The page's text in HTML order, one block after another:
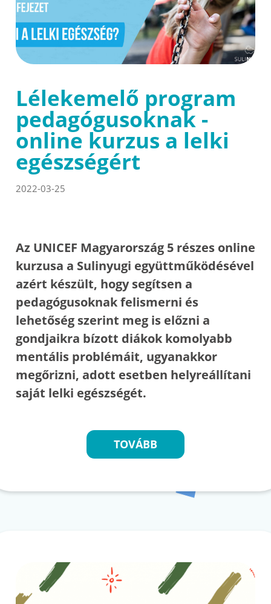
Lélekemelő program
pedagógusoknak -
online kurzus a lelki
egészségért
2022-03-25
Az UNICEF Magyarország 5 részes online
kurzusa a Sulinyugi együttműködésével
azért készült, hogy segítsen a
pedagógusoknak felismerni és
lehetőség szerint meg is előzni a
gondjaikra bízott diákok komolyabb
mentális problémáit, ugyanakkor
megőrizni, adott esetben helyreállítani
saját lelki egészségét.
TOVÁBB